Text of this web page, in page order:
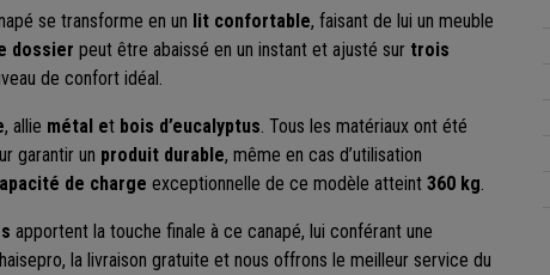
se transforme en un lit confortable, faisant de lui un meuble
dossier peut être abaissé en un instant et ajusté sur trois
de confort idéal.
, allie métal et bois d’eucalyptus. Tous les matériaux ont été
garantir un produit durable, même en cas d’utilisation
de charge exceptionnelle de ce modèle atteint 360 kg.
apportent la touche finale à ce canapé, lui conférant une
la livraison gratuite et nous offrons le meilleur service du